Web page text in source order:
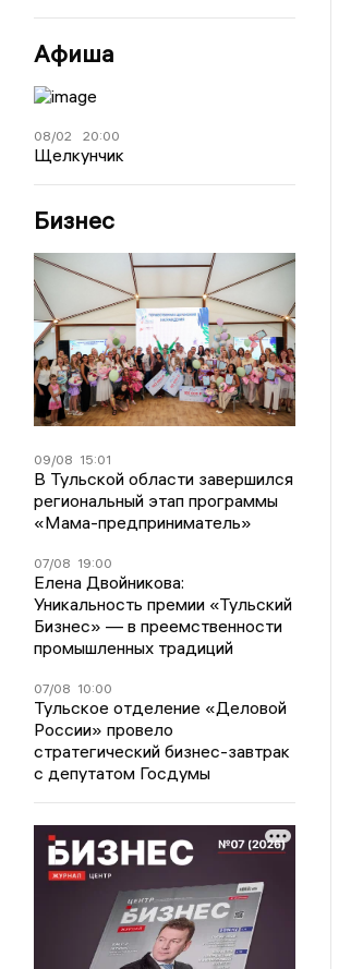
Афиша
08/02 20:00
Щелкунчик
Бизнес
09/08 15:01
В Тульской области завершился
региональный этап программы
«Мама-предприниматель»
07/08 19:00
Елена Двойникова:
Уникальность премии «Тульский
Бизнес» — в преемственности
промышленных традиций
07/08 10:00
Тульское отделение «Деловой
России» провело
стратегический бизнес-завтрак
с депутатом Госдумы